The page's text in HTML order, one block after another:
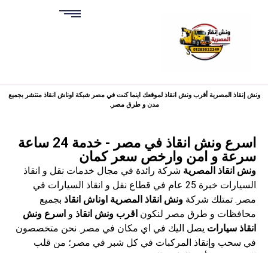
ونش إنقاذ المصرية أقرب ونش انقاذ لموقعك اينما كنت في مصر شبكة اوناش انقاذ منتشر بجميع
مدن و طرق مصر.
اسرع ونش انقاذ في مصر - خدمة 24 ساعة
سرعة و امن وارخص سعر كمان
ونش انقاذ المصرية شركة رائدة في مجال خدمات نقل و انقاذ
السيارات خبرة 25 عام في قطاع نقل و انقاذ السيارات في
مصر. تمتلك شركة ونش انقاذ المصرية اوناش انقاذ بجميع
محافظات و طرق مصر لنكون اقرب ونش انقاذ و اسرع ونش
انقاذ سيارات يصل اليك في اي مكان في مصر. نحن متخصصون
في سحب وإنقاذ المركبات في كل شبر في مصر؛ من قلب